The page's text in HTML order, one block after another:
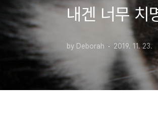
내겐 너무 치
by Deborah 2019. 11. 23.